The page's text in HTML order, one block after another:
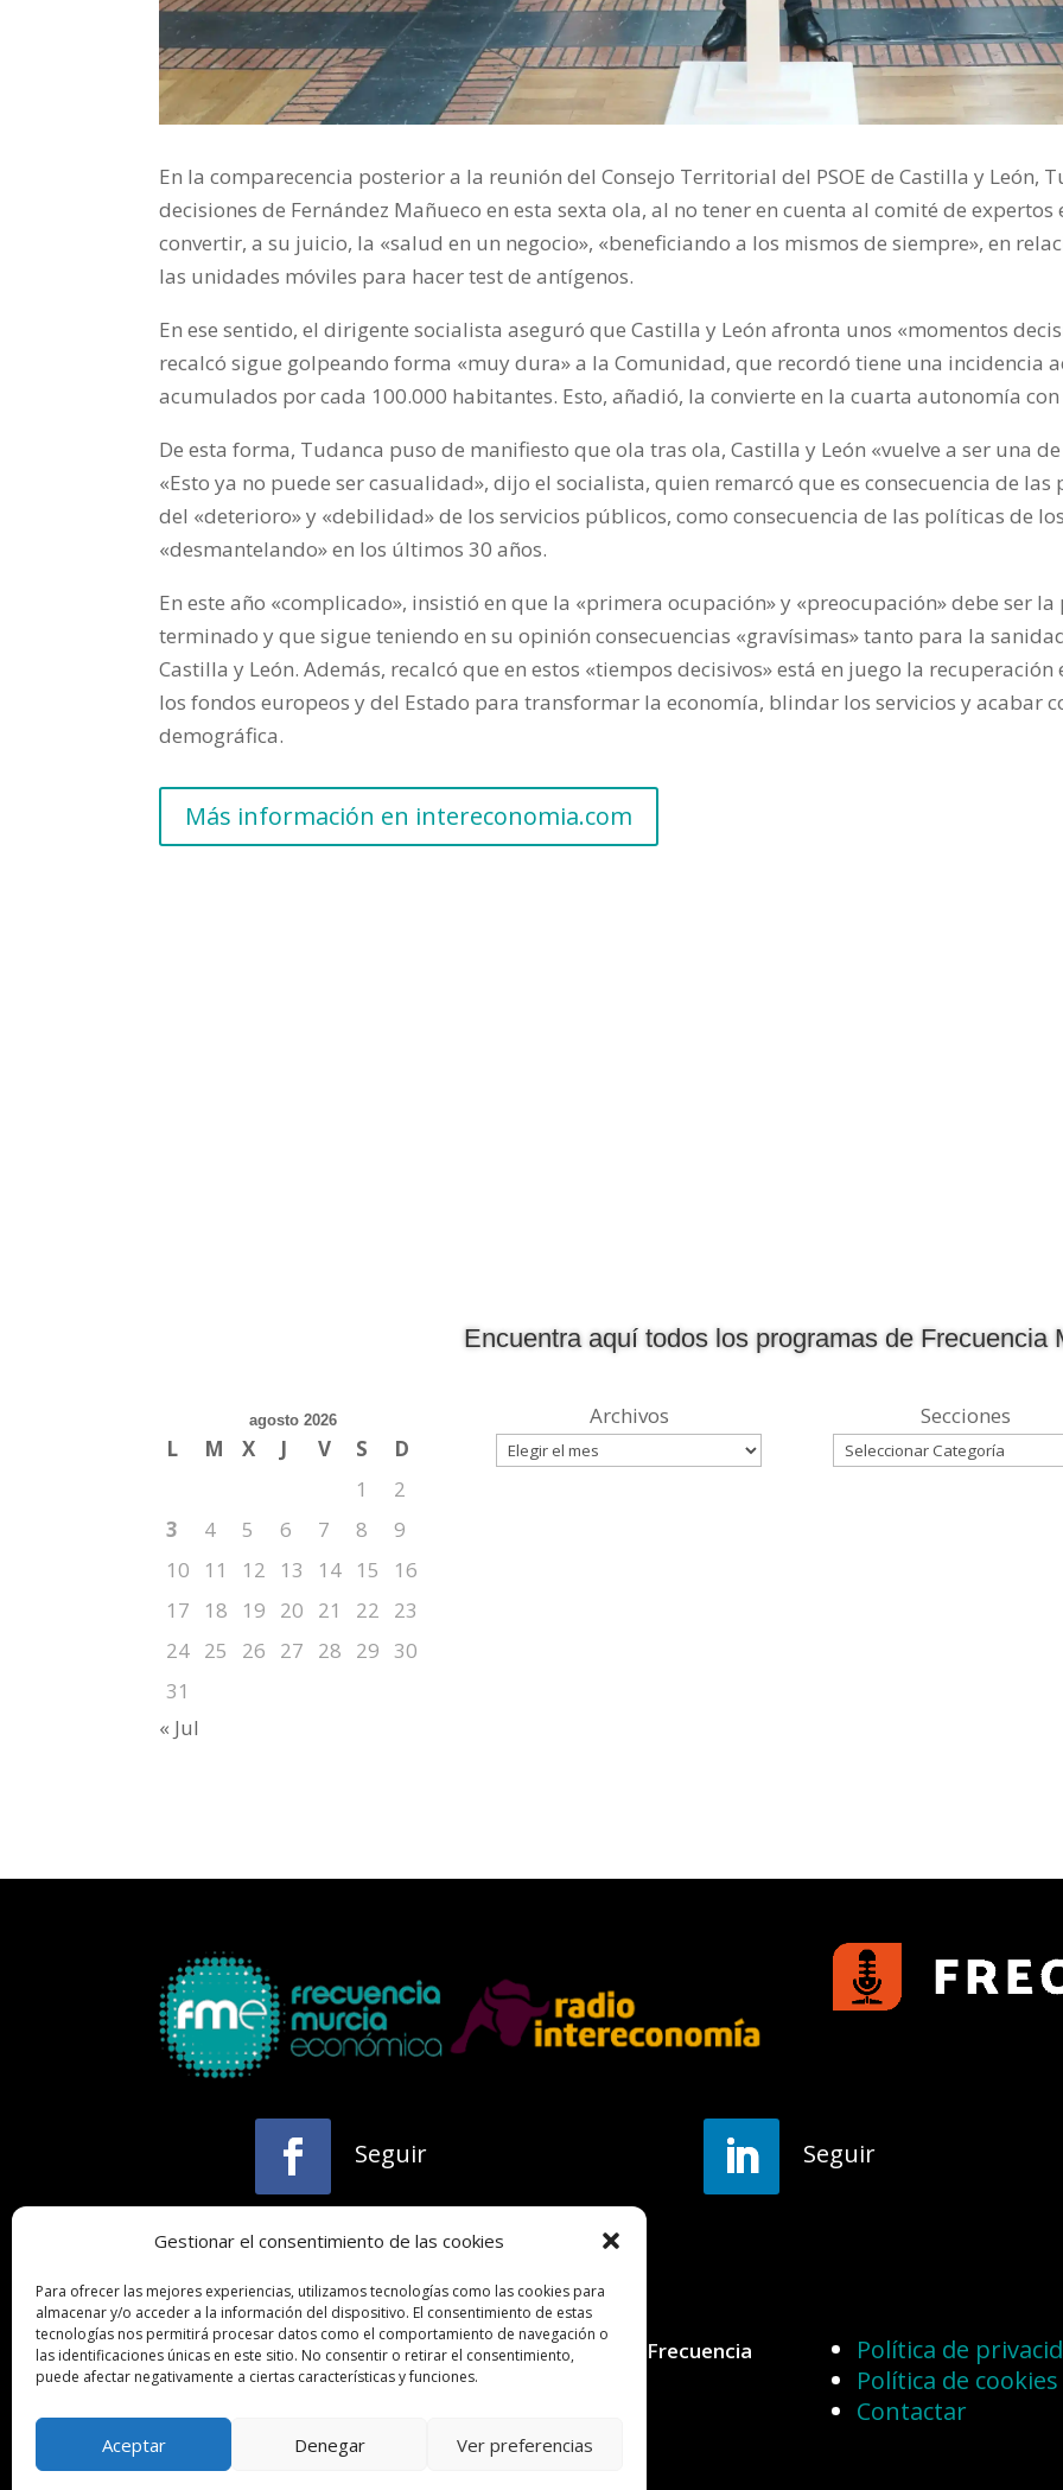
Gestionar el consentimiento de las cookies
Para ofrecer las mejores experiencias, utilizamos tecnologías como las cookies para
almacenar y/o acceder a la información del dispositivo. El consentimiento de estas
tecnologías nos permitirá procesar datos como el comportamiento de navegación o
las identificaciones únicas en este sitio. No consentir o retirar el consentimiento,
puede afectar negativamente a ciertas características y funciones.
Aceptar Denegar Ver preferencias
En la comparecencia posterior a la reunión del Consejo Territorial del PSOE de Castilla y León,
decisiones de Fernández Mañueco en esta sexta ola, al no tener en cuenta al comité de
convertir, a su juicio, la «salud en un negocio», «beneficiando a los mismos de siempre», en
las unidades móviles para hacer test de antígenos.
En ese sentido, el dirigente socialista aseguró que Castilla y León afronta unos «momentos
recalcó sigue golpeando forma «muy dura» a la Comunidad, que recordó tiene una incidencia
acumulados por cada 100.000 habitantes. Esto, añadió, la convierte en la cuarta autonomía
De esta forma, Tudanca puso de manifiesto que ola tras ola, Castilla y León «vuelve a ser una
«Esto ya no puede ser casualidad», dijo el socialista, quien remarcó que es consecuencia de las
del «deterioro» y «debilidad» de los servicios públicos, como consecuencia de las políticas de
«desmantelando» en los últimos 30 años.
En este año «complicado», insistió en que la «primera ocupación» y «preocupación» debe ser
terminado y que sigue teniendo en su opinión consecuencias «gravísimas» tanto para la
Castilla y León. Además, recalcó que en estos «tiempos decisivos» está en juego la
los fondos europeos y del Estado para transformar la economía, blindar los servicios y acabar
demográfica.
Más información en intereconomia.com
🔊
Encuentra aquí todos los programas de Frecuencia
agosto 2026
L M X J V S
D
1
2
3
4 5 6 7 8
9
10
11 12 13 14 15
16
17
18 19 20 21 22
23
24 25 26 27 28 29 30
31
« Jul
Archivos Secciones
Seguir Seguir
Copyright © 2024. Todos los derechos reservados.Frecuencia
Murcia Económica.
intereconomia@frecuenciamurcia.es
Política de
Política de cookies
Contactar